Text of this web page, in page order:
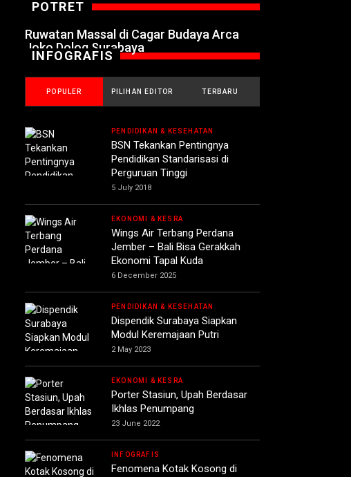
POTRET
Ruwatan Massal di Cagar Budaya Arca
Joko Dolog Surabaya
INFOGRAFIS
POPULER PILIHAN EDITOR TERBARU
PENDIDIKAN & KESEHATAN
BSN Tekankan Pentingnya
Pendidikan Standarisasi di
Perguruan Tinggi
5 July 2018
EKONOMI & KESRA
Wings Air Terbang Perdana
Jember – Bali Bisa Gerakkah
Ekonomi Tapal Kuda
6 December 2025
PENDIDIKAN & KESEHATAN
Dispendik Surabaya Siapkan
Modul Keremajaan Putri
2 May 2023
EKONOMI & KESRA
Porter Stasiun, Upah Berdasar
Ikhlas Penumpang
23 June 2022
INFOGRAFIS
Fenomena Kotak Kosong di